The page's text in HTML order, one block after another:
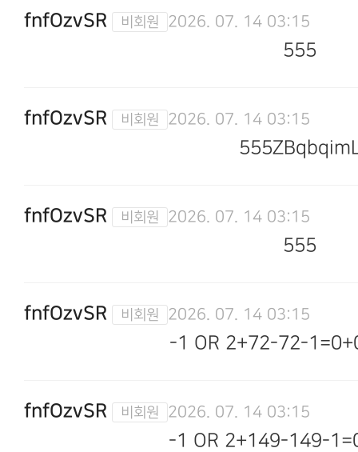
fnfOzvSR 2026. 07. 14 03:15
555
fnfOzvSR 2026. 07. 14 03:15
fnfOzvSR 2026. 07. 14 03:15
555
fnfOzvSR 2026. 07. 14 03:15
-1 OR 2+72-72-
fnfOzvSR 2026. 07. 14 03:15
-1 OR 2+149-149-